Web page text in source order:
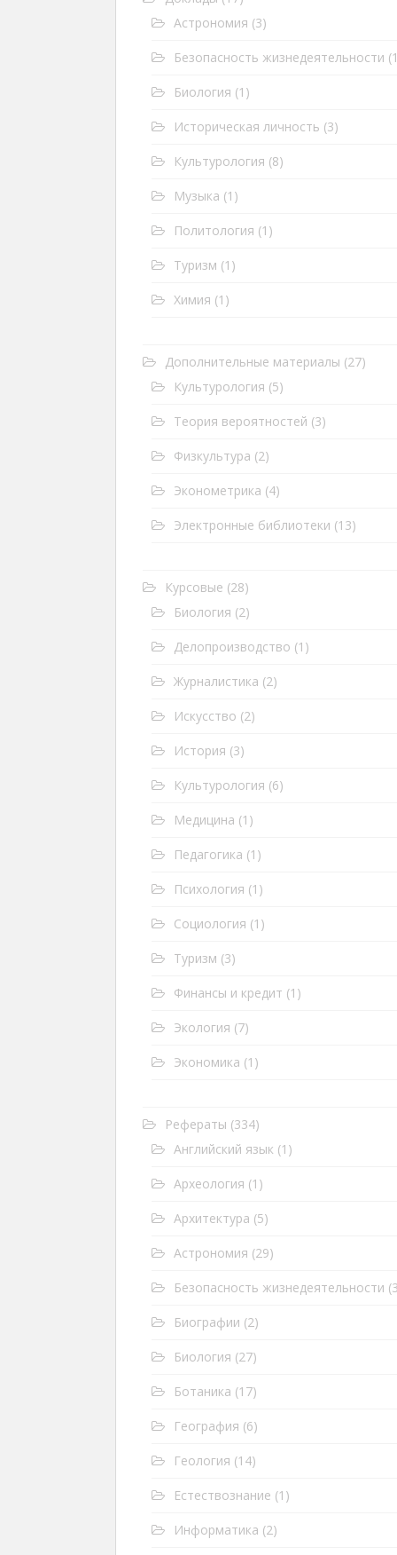
Астрономия (3)
Безопасность жизнедеятельности
Биология (1)
Историческая личность (3)
Культурология (8)
Музыка (1)
Политология (1)
Туризм (1)
Химия (1)
Дополнительные материалы (27)
Культурология (5)
Теория вероятностей (3)
Физкультура (2)
Эконометрика (4)
Электронные библиотеки (13)
Курсовые (28)
Биология (2)
Делопроизводство (1)
Журналистика (2)
Искусство (2)
История (3)
Культурология (6)
Медицина (1)
Педагогика (1)
Психология (1)
Социология (1)
Туризм (3)
Финансы и кредит (1)
Экология (7)
Экономика (1)
Рефераты (334)
Английский язык (1)
Археология (1)
Архитектура (5)
Астрономия (29)
Безопасность жизнедеятельности
Биографии (2)
Биология (27)
Ботаника (17)
География (6)
Геология (14)
Естествознание (1)
Информатика (2)